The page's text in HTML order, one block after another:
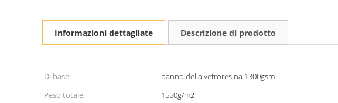
Informazioni dettagliate Descrizione di prodotto
Di base: panno della vetroresina 1300gsm
Peso totale:
1550g/m2